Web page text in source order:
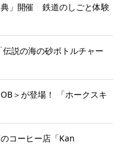
」開催 鉄道のしごと体験
説の海の砂ボトルチャー
＞が登場！ 「ホークスキ
コーヒー店「Kan